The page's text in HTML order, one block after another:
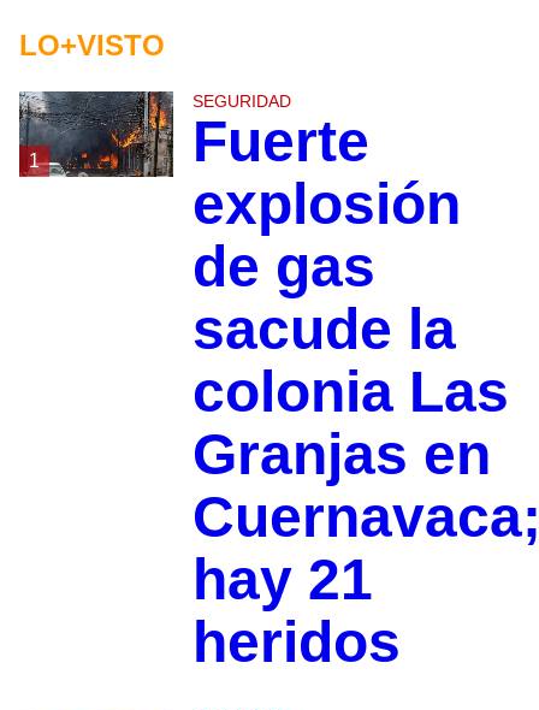
LO+VISTO
1
SEGURIDAD
Fuerte
explosión
de gas
sacude la
colonia Las
Granjas en
hay 21
heridos